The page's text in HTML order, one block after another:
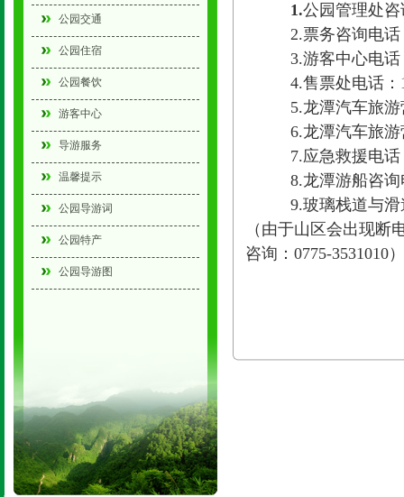
公园交通
公园住宿
公园餐饮
游客中心
导游服务
温馨提示
公园导游词
公园特产
公园导游图
1.公园管理处
2.票务咨询电话：
3.游客中心电话：
4.售票处电话：
5.龙潭汽车旅游营
6.龙潭汽车旅游营
7.应急救援电话：
8.龙潭游船咨询电
9.玻璃栈道与滑道
（由于山区会出现
咨询：0775-3531010）